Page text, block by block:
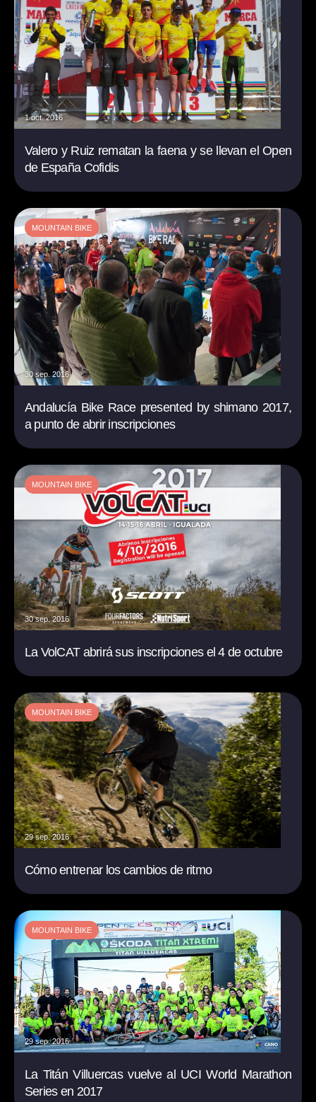
1 oct. 2016
Valero y Ruiz rematan la faena y se llevan el Open
de España Cofidis
MOUNTAIN BIKE
30 sep. 2016
Andalucía Bike Race presented by shimano 2017,
a punto de abrir inscripciones
MOUNTAIN BIKE
30 sep. 2016
La VolCAT abrirá sus inscripciones el 4 de octubre
MOUNTAIN BIKE
29 sep. 2016
Cómo entrenar los cambios de ritmo
MOUNTAIN BIKE
29 sep. 2016
La Titán Villuercas vuelve al UCI World Marathon
Series en 2017